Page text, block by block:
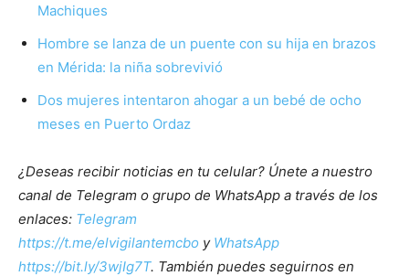
Machiques
Hombre se lanza de un puente con su hija en brazos
en Mérida: la niña sobrevivió
Dos mujeres intentaron ahogar a un bebé de ocho
meses en Puerto Ordaz
¿Deseas recibir noticias en tu celular? Únete a nuestro
canal de Telegram o grupo de WhatsApp a través de los
enlaces: Telegram
https://t.me/elvigilantemcbo y WhatsApp
https://bit.ly/3wjIg7T. También puedes seguirnos en